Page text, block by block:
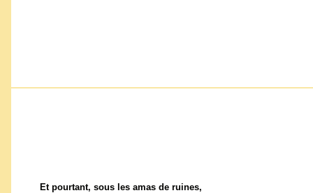
Et pourtant, sous les amas de ruines,